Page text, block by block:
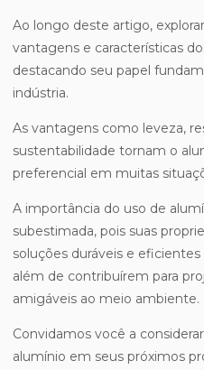
Ao longo deste artigo,
vantagens e características
destacando seu papel
indústria.
As vantagens como leveza,
sustentabilidade tornam o
preferencial em muitas
A importância do uso de
subestimada, pois suas
soluções duráveis e
além de contribuírem para
amigáveis ao meio ambiente.
Convidamos você a
alumínio em seus próximos